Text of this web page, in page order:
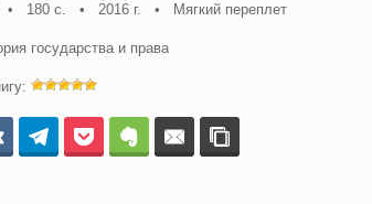
8 • 180 с. • 2016 г. • Мягкий переплет
государства и права
ВКонтактеTelegramPocket EvernoteE-mail